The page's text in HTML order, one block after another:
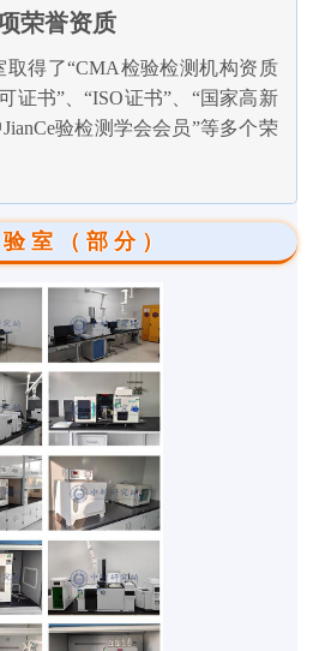
荣誉资质
得了“CMA检验检测机构资质
证书”、“ISO证书”、“国家高新
验检测学会会员”等多个荣
室（部分）